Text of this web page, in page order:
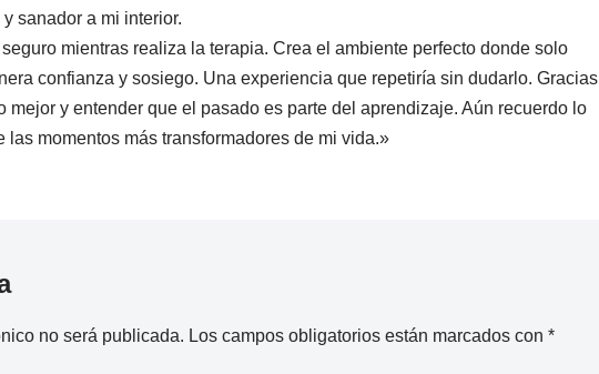
sanador a mi interior.
mientras realiza la terapia. Crea el ambiente perfecto donde solo
confianza y sosiego. Una experiencia que repetiría sin dudarlo. Gracias
mejor y entender que el pasado es parte del aprendizaje. Aún recuerdo lo
momentos más transformadores de mi vida.»
no será publicada. Los campos obligatorios están marcados con *